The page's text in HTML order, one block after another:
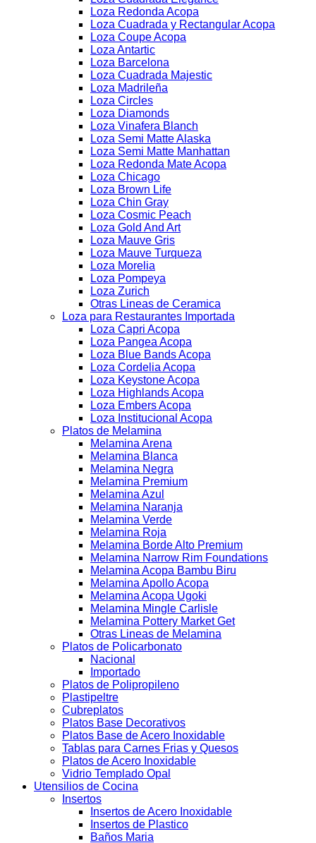
Loza Redonda Acopa
Loza Cuadrada y Rectangular Acopa
Loza Coupe Acopa
Loza Antartic
Loza Barcelona
Loza Cuadrada Majestic
Loza Madrileña
Loza Circles
Loza Diamonds
Loza Vinafera Blanch
Loza Semi Matte Alaska
Loza Semi Matte Manhattan
Loza Redonda Mate Acopa
Loza Chicago
Loza Brown Life
Loza Chin Gray
Loza Cosmic Peach
Loza Gold And Art
Loza Mauve Gris
Loza Mauve Turqueza
Loza Morelia
Loza Pompeya
Loza Zurich
Otras Lineas de Ceramica
Loza para Restaurantes Importada
Loza Capri Acopa
Loza Pangea Acopa
Loza Blue Bands Acopa
Loza Cordelia Acopa
Loza Keystone Acopa
Loza Highlands Acopa
Loza Embers Acopa
Loza Institucional Acopa
Platos de Melamina
Melamina Arena
Melamina Blanca
Melamina Negra
Melamina Premium
Melamina Azul
Melamina Naranja
Melamina Verde
Melamina Roja
Melamina Borde Alto Premium
Melamina Narrow Rim Foundations
Melamina Acopa Bambu Biru
Melamina Apollo Acopa
Melamina Acopa Ugoki
Melamina Mingle Carlisle
Melamina Pottery Market Get
Otras Lineas de Melamina
Platos de Policarbonato
Nacional
Importado
Platos de Polipropileno
Plastipeltre
Cubreplatos
Platos Base Decorativos
Platos Base de Acero Inoxidable
Tablas para Carnes Frias y Quesos
Platos de Acero Inoxidable
Vidrio Templado Opal
Utensilios de Cocina
Insertos
Insertos de Acero Inoxidable
Insertos de Plastico
Baños Maria